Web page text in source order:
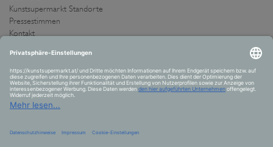
Kunstsupermarkt Standorte
Pressestimmen
Kontakt
IMPRESSUM UND AGB
Allgemeine Geschäftsbedingungen
Widerrufsrecht
Datenschutzerklärung
Allgemeine Geschäftsbedingungen
Versand und Zahlung